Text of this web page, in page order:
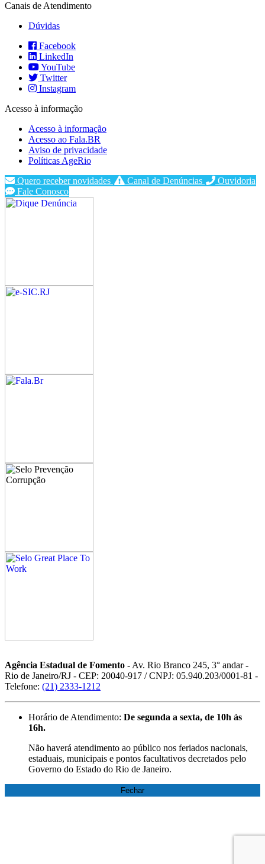
Canais de Atendimento
Dúvidas
Facebook
LinkedIn
YouTube
Twitter
Instagram
Acesso à informação
Acesso à informação
Acesso ao Fala.BR
Aviso de privacidade
Políticas AgeRio
Quero receber novidades
Canal de Denúncias
Ouvidoria
Fale Conosco
Agência Estadual de Fomento - Av. Rio Branco 245, 3° andar -
Rio de Janeiro/RJ - CEP: 20040-917 / CNPJ: 05.940.203/0001-81 -
Telefone: (21) 2333-1212
Horário de Atendimento: De segunda a sexta, de 10h às
16h.
Não haverá atendimento ao público nos feriados nacionais,
estaduais, municipais e pontos facultativos decretados pelo
Governo do Estado do Rio de Janeiro.
Fechar